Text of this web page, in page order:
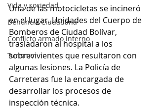
Vida y sociedad
Denuncia Ciudadana
Conflicto armado interno
Turismo
Una de las motocicletas se incineró
en el lugar. Unidades del Cuerpo de
Bomberos de Ciudad Bolívar,
trasladaron al hospital a los
sobrevivientes que resultaron con
algunas lesiones. La Policía de
Carreteras fue la encargada de
desarrollar los procesos de
inspección técnica.